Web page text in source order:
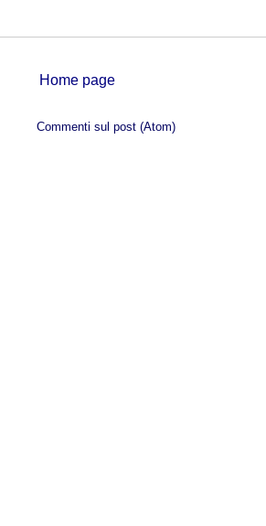
Home page
Commenti sul post (Atom)